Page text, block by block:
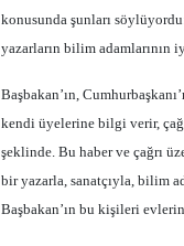
konusunda şunları
yazarların bilim adamlarının
Başbakan’ın,
kendi üyelerine bilgi verir,
şeklinde. Bu haber ve çağrı
bir yazarla, sanatçıyla, bilim
Başbakan’ın bu kişileri